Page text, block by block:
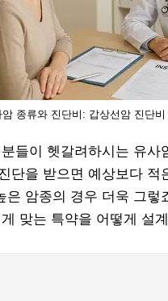
암 종류와 진단비: 갑상선암 진단
들이 헷갈려하시는 유
단을 받으면 예상보다 적
은 암종의 경우 더욱 그
맞는 특약을 어떻게 설